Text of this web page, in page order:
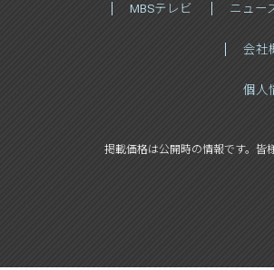
MBSテレビ ニュー
会社
個人
掲載価格は公開時の情報です。皆